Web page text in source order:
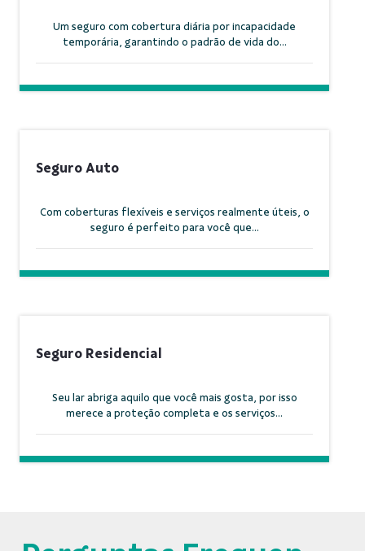
Um seguro com cobertura diária por incapacidade
temporária, garantindo o padrão de vida do...
Seguro Auto
Com coberturas flexíveis e serviços realmente úteis, o
seguro é perfeito para você que...
Seguro Residencial
Seu lar abriga aquilo que você mais gosta, por isso
merece a proteção completa e os serviços...